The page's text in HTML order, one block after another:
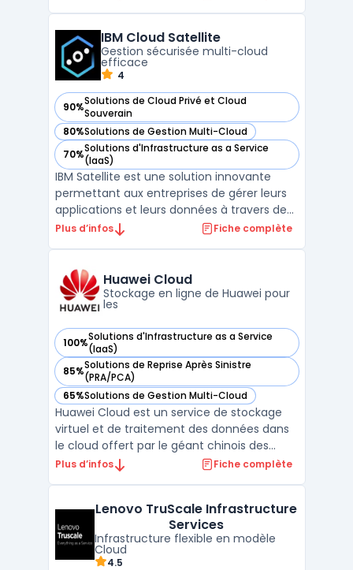
ou Google Cloud. Cette technologie
permet une efficacité accrue au niveau ...
IBM Cloud Satellite
Gestion sécurisée multi-cloud
efficace
4
90%Solutions de Cloud Privé et Cloud
Souverain
— voir IBM Cloud Satellite dans cette catégorie
80%Solutions de Gestion Multi-Cloud
— voir IBM Cloud Satellite dans cette catégorie
70%Solutions d'Infrastructure as a Service
(IaaS)
— voir IBM Cloud Satellite dans cette catégorie
IBM Satellite est une solution innovante
permettant aux entreprises de gérer leurs
applications et leurs données à travers des
environnements cloud variés. Grâce à IBM
tout en conservant un contrôle centralisé.
Cet ...
Plus d’infos Fiche complète
Huawei Cloud
Stockage en ligne de Huawei pour
les
100%Solutions d'Infrastructure as a Service
(IaaS)
— voir Huawei Cloud dans cette catégorie
85%Solutions de Reprise Après Sinistre
(PRA/PCA)
— voir Huawei Cloud dans cette catégorie
65%Solutions de Gestion Multi-Cloud
— voir Huawei Cloud dans cette catégorie
Huawei Cloud est un service de stockage
virtuel et de traitement des données dans
le cloud offert par le géant chinois des
télécommunications, Huawei Technologies.
analyser leurs données à distance, en toute
sécurité et de ...
Plus d’infos Fiche complète
Lenovo TruScale Infrastructure
Services
Infrastructure flexible en modèle
Cloud
4.5